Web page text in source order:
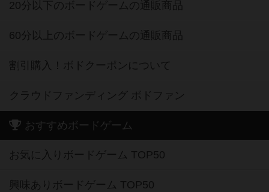
20分以下のボードゲームの通販商品
60分以上のボードゲームの通販商品
割引購入！ボドクーポンについて
クラウドファンディング ボドファン
おすすめボードゲーム
お気に入りボードゲーム TOP50
興味ありボードゲーム TOP50